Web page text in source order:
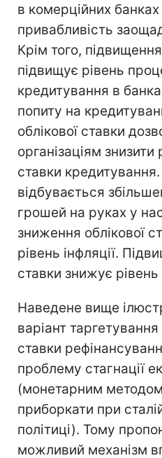
в комерційних
привабливість
Крім того,
підвищує рівень
кредитування в
попиту на
облікової ставки
організаціям знизити
ставки
відбувається
грошей на руках у
зниження облікової
рівень інфляції.
ставки знижує рівень
Наведене вище
варіант
ставки
проблему стагнації
(монетарним
приборкати при
політиці). Тому
можливий механізм